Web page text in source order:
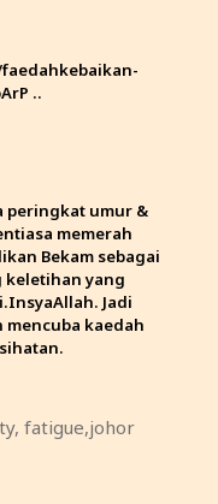
..
peringkat umur &
memerah
Bekam sebagai
keletihan yang
Jadi
mencuba kaedah
fatigue,johor